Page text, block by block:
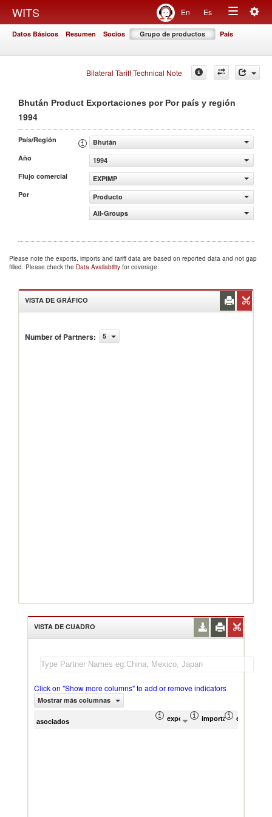
WITS En Es
Toggle
Datos Básicos Resumen Socios Grupo de productos País
Bilateral Tariff Technical Note
Bhután Product Exportaciones por Por país y región
1994
País/Región
Bhután
Año
1994
Flujo comercial
EXPIMP
Por
Producto
All-Groups
Please note the exports, imports and tariff data are based on reported data and not gap
filled. Please check the Data Availability for coverage.
VISTA DE GRÁFICO
Number of Partners: 5
VISTA DE CUADRO
Click on "Show more columns" to add or remove indicators
Mostrar más columnas
asociados exportación Valor del comercio
importación Valor del